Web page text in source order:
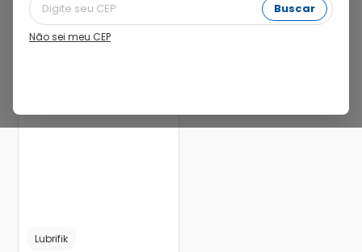
Buscar
Não sei meu CEP
22%
Lubrifik